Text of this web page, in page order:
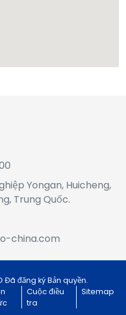
Yongan, Huicheng,
Trung Quốc.
china.com
Đã đăng ký Bản quyền.
Cuộc điều
tra
Sitemap